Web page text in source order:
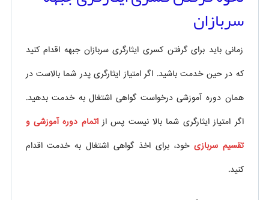
سربازان
زمانی باید برای گرفتن کسری ایثارگری سربازان جبهه اقدام کنید
که در حین خدمت باشید. اگر امتیاز ایثارگری پدر شما بالاست در
همان دوره آموزشی درخواست گواهی اشتغال به خدمت بدهید.
اگر امتیاز ایثارگری شما بالا نیست پس ازاتمام دوره آموزشی و
تقسیم سربازی خود، برای اخذ گواهی اشتغال به خدمت اقدام
کنید.